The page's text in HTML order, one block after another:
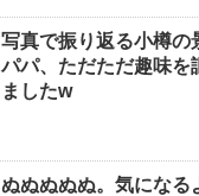
写真で振り返る小樽の
パパ、ただただ趣味を
ましたw
ぬぬぬぬぬ。気になる